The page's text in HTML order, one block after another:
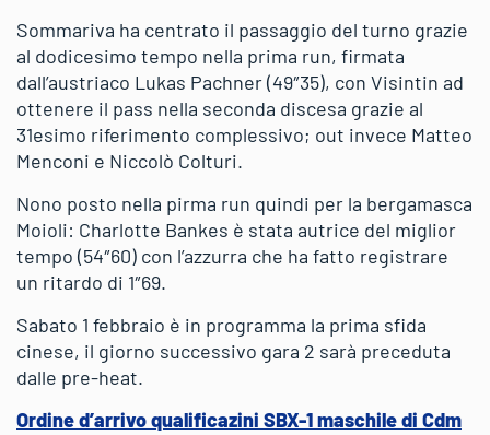
Sommariva ha centrato il passaggio del turno grazie
al dodicesimo tempo nella prima run, firmata
dall’austriaco Lukas Pachner (49″35), con Visintin ad
ottenere il pass nella seconda discesa grazie al
31esimo riferimento complessivo; out invece Matteo
Menconi e Niccolò Colturi.
Nono posto nella pirma run quindi per la bergamasca
Moioli: Charlotte Bankes è stata autrice del miglior
tempo (54″60) con l’azzurra che ha fatto registrare
un ritardo di 1″69.
Sabato 1 febbraio è in programma la prima sfida
cinese, il giorno successivo gara 2 sarà preceduta
dalle pre-heat.
Ordine d’arrivo qualificazini SBX-1 maschile di Cdm